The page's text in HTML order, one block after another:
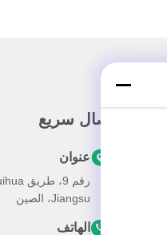
اتصال سريع
عنوان
Jiangsu، الصين
الهاتف